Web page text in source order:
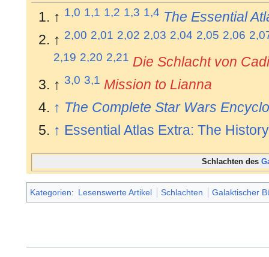
↑ 1,0 1,1 1,2 1,3 1,4 The Essential
↑ 2,00 2,01 2,02 2,03 2,04 2,05 2,06
2,19 2,20 2,21 Die Schlacht von
↑3,0 3,1 Mission to Lianna
↑ The Complete Star Wars
↑ Essential Atlas Extra: The
Schlachten des
Kategorien: Lesenswerte Artikel Schlachten Galaktischer